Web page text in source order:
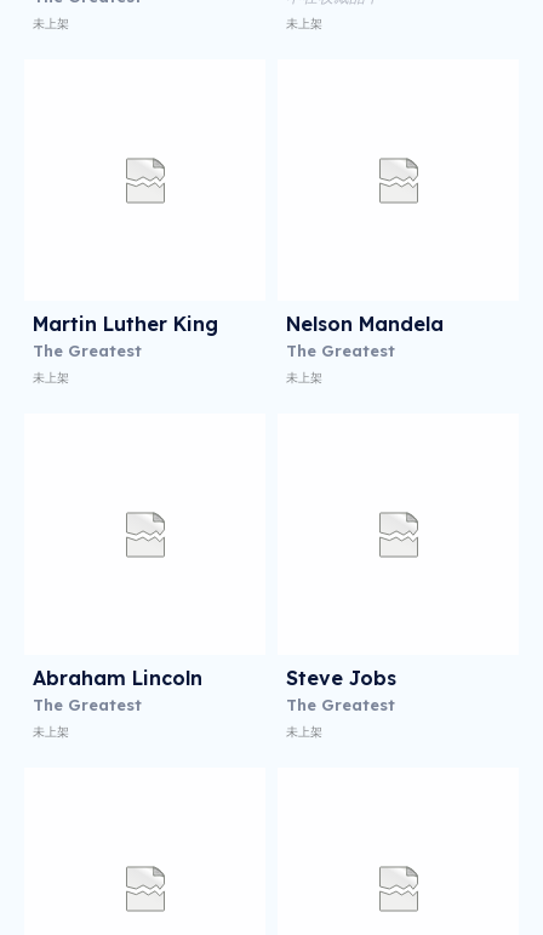
未上架 未上架
Martin Luther King
The Greatest
未上架
Nelson Mandela
The Greatest
未上架
Abraham Lincoln
The Greatest
未上架
Steve Jobs
The Greatest
未上架